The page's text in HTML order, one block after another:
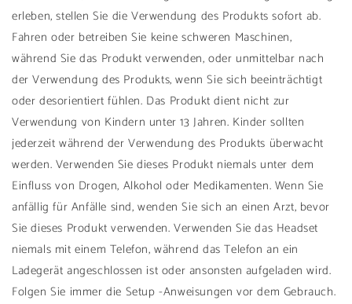
erleben, stellen Sie die Verwendung des Produkts sofort ab.
Fahren oder betreiben Sie keine schweren Maschinen,
während Sie das Produkt verwenden, oder unmittelbar nach
der Verwendung des Produkts, wenn Sie sich beeinträchtigt
oder desorientiert fühlen. Das Produkt dient nicht zur
Verwendung von Kindern unter 13 Jahren. Kinder sollten
jederzeit während der Verwendung des Produkts überwacht
werden. Verwenden Sie dieses Produkt niemals unter dem
Einfluss von Drogen, Alkohol oder Medikamenten. Wenn Sie
anfällig für Anfälle sind, wenden Sie sich an einen Arzt, bevor
Sie dieses Produkt verwenden. Verwenden Sie das Headset
niemals mit einem Telefon, während das Telefon an ein
Ladegerät angeschlossen ist oder ansonsten aufgeladen wird.
Folgen Sie immer die Setup -Anweisungen vor dem Gebrauch.